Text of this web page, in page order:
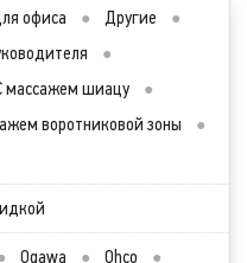
офиса ● Другие
●
●
массажем шиацу
●
воротниковой зоны
●
Ogawa ● Ohco ●